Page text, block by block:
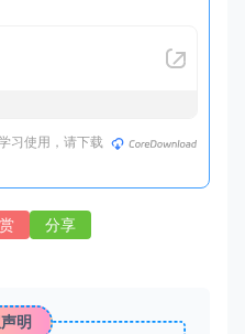
习使用，请下载
分享
明